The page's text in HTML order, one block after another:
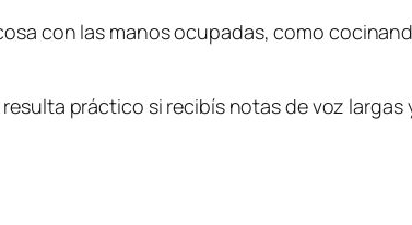
con las manos ocupadas, como
práctico si recibís notas de voz